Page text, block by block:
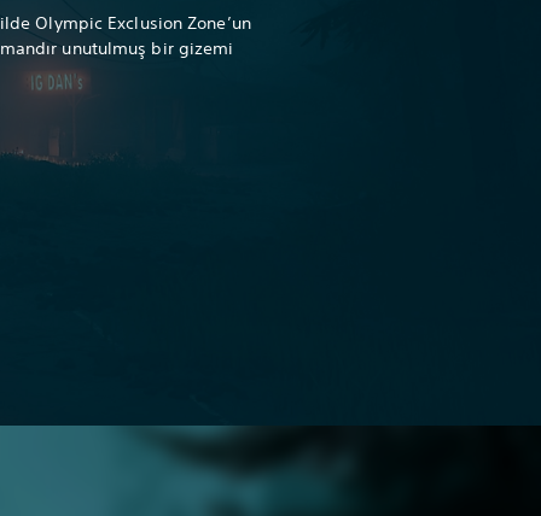
Olympic Exclusion Zone’un
unutulmuş bir gizemi